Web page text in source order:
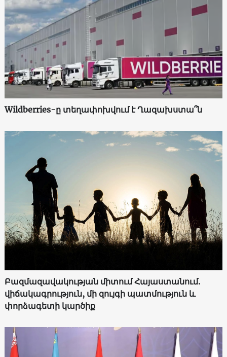
Wildberries-ը տեղափոխվում է Ղազախստա՞ն
Բազմազավակության միտում Հայաստանում.
վիճակագրություն, մի զույգի պատմություն և
փորձագետի կարծիք